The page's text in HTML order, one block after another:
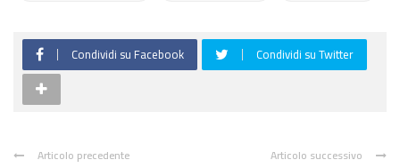
Condividi su Facebook Condividi su Twitter
Articolo precedente Articolo successivo